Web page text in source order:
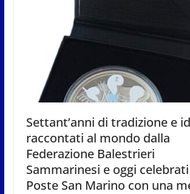
Settant’anni di tradizione e
raccontati al mondo dalla
Federazione Balestrieri
Sammarinesi e oggi
Poste San Marino con una